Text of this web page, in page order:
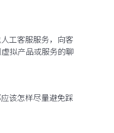
工客服服务，向客
拟产品或服务的聊
该怎样尽量避免踩